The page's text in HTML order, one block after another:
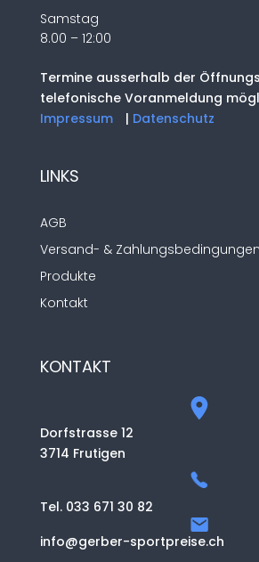
Samstag
8.00 – 12:00
Termine ausserhalb der
telefonische Voranmeldung
Impressum
| Datenschutz
LINKS
AGB
Versand- & Zahlungsbedingungen
Produkte
Kontakt
KONTAKT
Dorfstrasse 12
3714 Frutigen
Tel. 033 671 30 82
info@gerber-sportpreise.ch